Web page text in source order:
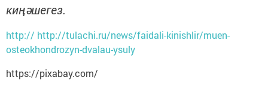
киңәшегез.
http:// http://tulachi.ru/news/faidali-kinishlir/muen-
osteokhondrozyn-dvalau-ysuly
https://pixabay.com/